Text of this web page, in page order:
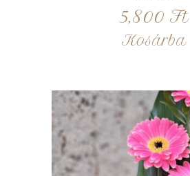
5,800 Ft
Kosárba